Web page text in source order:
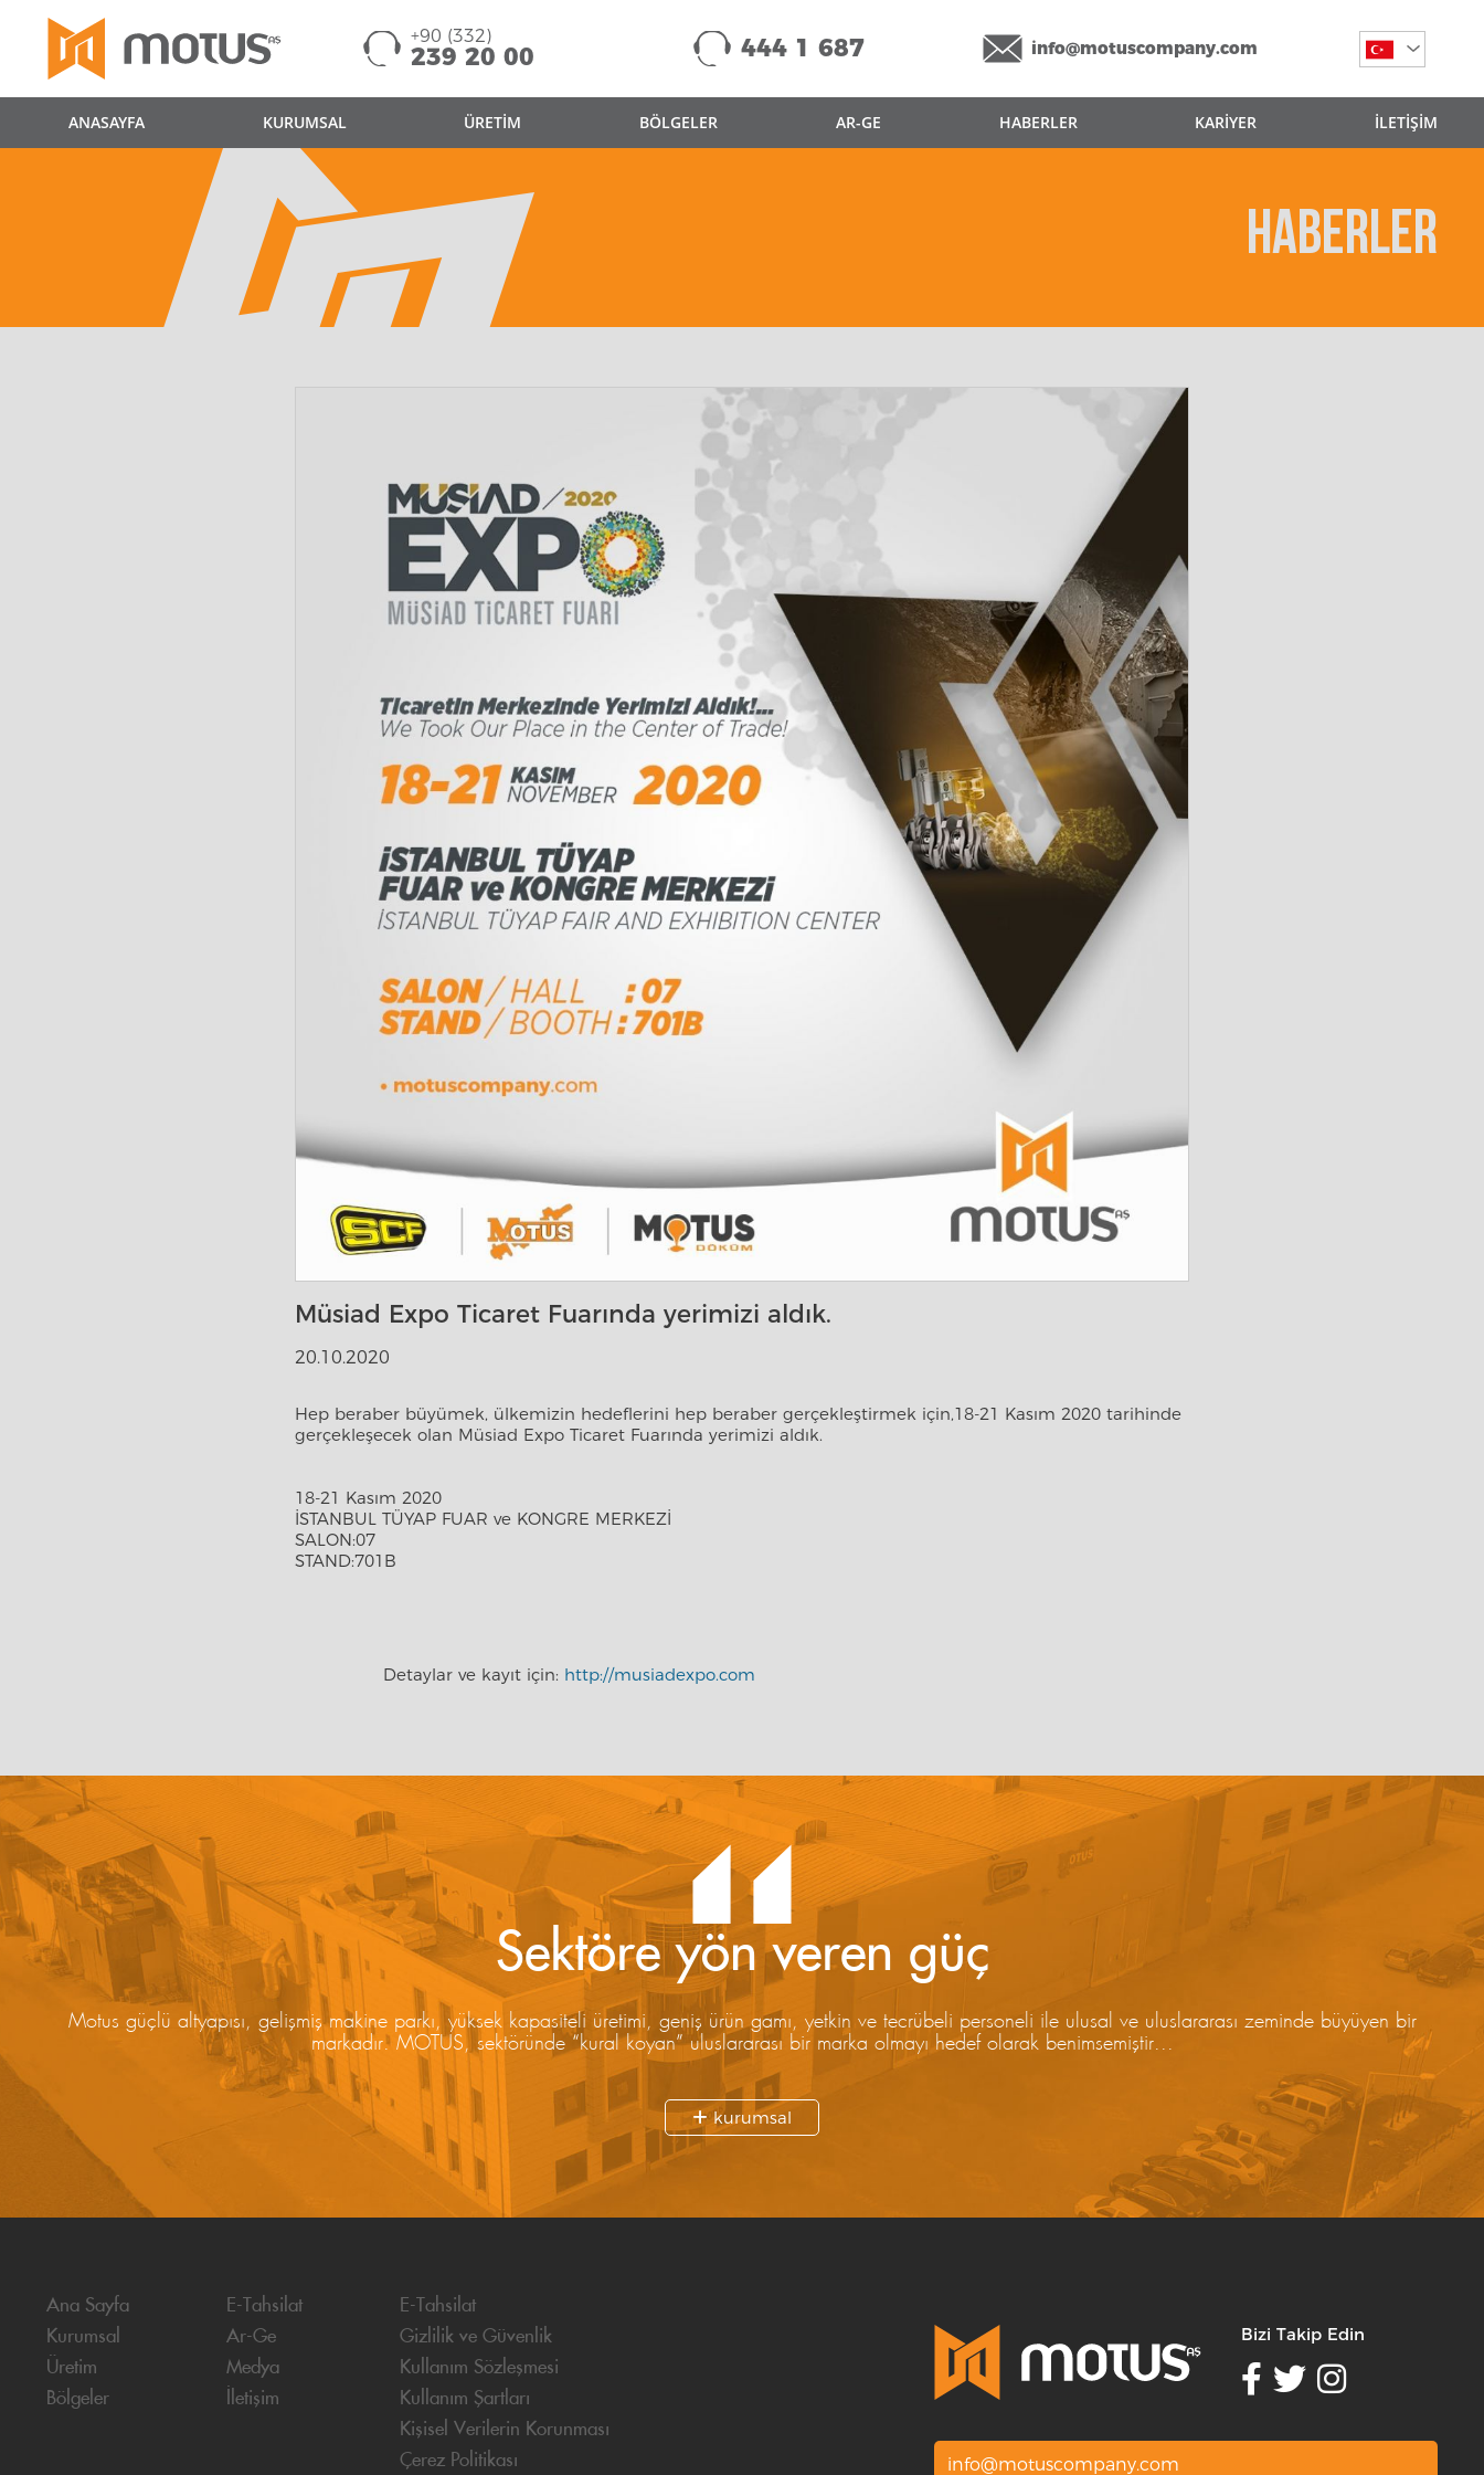
+90 (332)
239 20 00 444 1 687 info@motuscompany.com
ANASAYFA KURUMSAL ÜRETİM BÖLGELER AR-GE HABERLER KARİYER İLETİŞİM
HABERLER
Müsiad Expo Ticaret Fuarında yerimizi aldık.
20.10.2020
Hep beraber büyümek, ülkemizin hedeflerini hep beraber gerçekleştirmek için,18-21 Kasım 2020 tarihinde
gerçekleşecek olan Müsiad Expo Ticaret Fuarında yerimizi aldık.
18-21 Kasım 2020
İSTANBUL TÜYAP FUAR ve KONGRE MERKEZİ
SALON:07
STAND:701B
		Detaylar ve kayıt için:
http://musiadexpo.com
Sektöre yön veren güç
Motus güçlü altyapısı, gelişmiş makine parkı, yüksek kapasiteli üretimi, geniş ürün gamı, yetkin ve tecrübeli personeli ile ulusal ve uluslararası zeminde büyüyen bir
markadır. MOTUS, sektöründe “kural koyan” uluslararası bir marka olmayı hedef olarak benimsemiştir...
kurumsal
Ana Sayfa
Kurumsal
Üretim
Bölgeler
E-Tahsilat
Ar-Ge
Medya
İletişim
E-Tahsilat
Gizlilik ve Güvenlik
Kullanım Sözleşmesi
Kullanım Şartları
Kişisel Verilerin Korunması
Çerez Politikası
Bizi Takip Edin
info@motuscompany.com